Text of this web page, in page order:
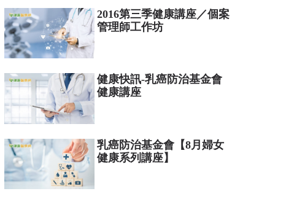
2016第三季健康講座／個案
管理師工作坊
健康快訊-乳癌防治基金會
健康講座
乳癌防治基金會【8月婦女
健康系列講座】